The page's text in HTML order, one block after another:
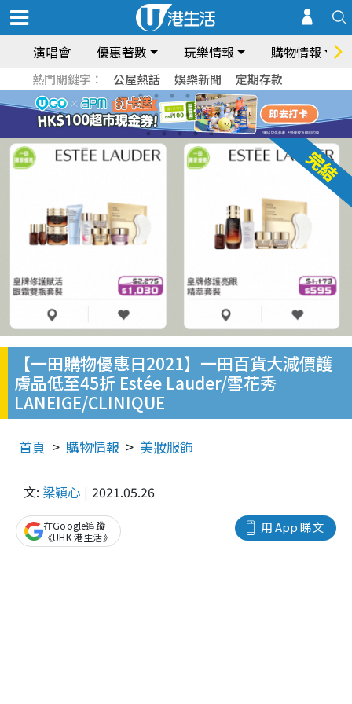
演唱會 優惠著數 玩樂情報 購物情報
熱門關鍵字： 公屋熱話 娛樂新聞 定期存款
【一田購物優惠日2021】一田百貨大減價護
膚品低至45折 Estée Lauder/雪花秀
LANEIGE/CLINIQUE
首頁 購物情報 美妝服飾
文: 梁穎心 2021.05.26
用 App 睇文
在Google追蹤
《UHK 港生活》